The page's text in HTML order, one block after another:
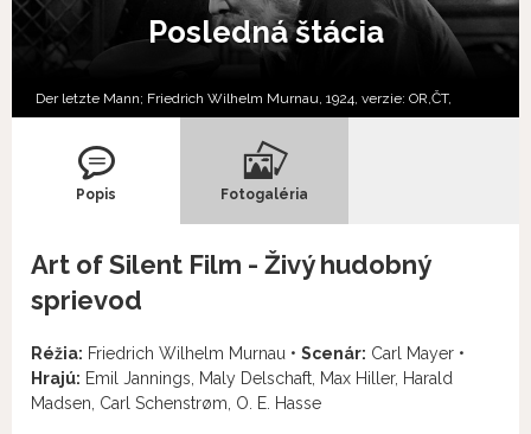
Posledná štácia
Der letzte Mann; Friedrich Wilhelm Murnau, 1924, verzie: OR, ČT,
Popis Fotogaléria
Art of Silent Film - Živý hudobný
sprievod
Réžia: Friedrich Wilhelm Murnau • Scenár: Carl Mayer •
Hrajú: Emil Jannings, Maly Delschaft, Max Hiller, Harald
Madsen, Carl Schenstrøm, O. E. Hasse